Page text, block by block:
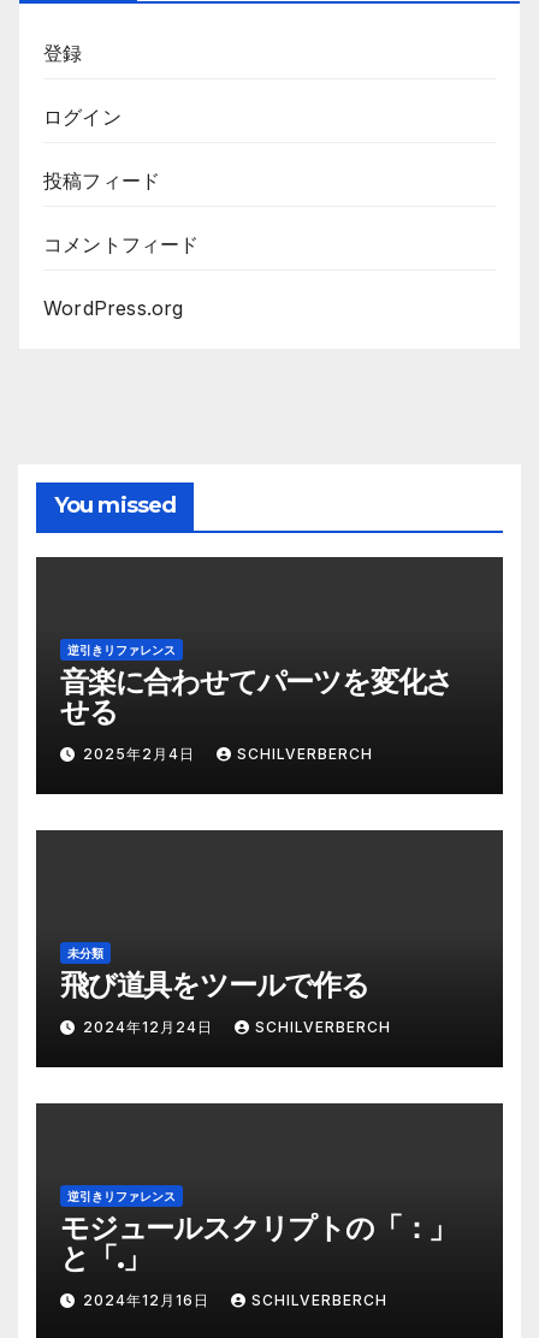
登録
ログイン
投稿フィード
コメントフィード
WordPress.org
You missed
逆引きリファレンス
音楽に合わせてパーツを変化さ
せる
2025年2月4日 SCHILVERBERCH
未分類
飛び道具をツールで作る
2024年12月24日 SCHILVERBERCH
逆引きリファレンス
モジュールスクリプトの「：」
と「.」
2024年12月16日 SCHILVERBERCH